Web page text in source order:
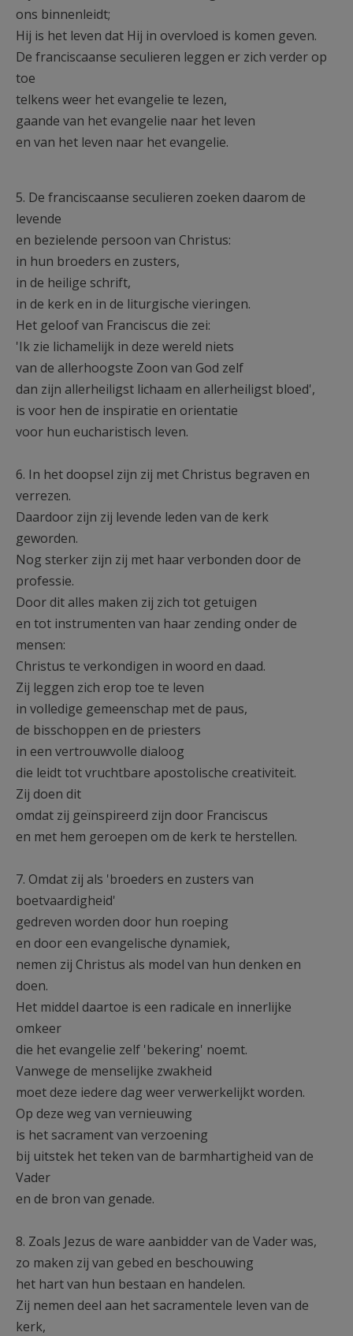
ons binnenleidt;
Hij is het leven dat Hij in overvloed is komen geven.
De franciscaanse seculieren leggen er zich verder op
toe
telkens weer het evangelie te lezen,
gaande van het evangelie naar het leven
en van het leven naar het evangelie.
5. De franciscaanse seculieren zoeken daarom de
levende
en bezielende persoon van Christus:
in hun broeders en zusters,
in de heilige schrift,
in de kerk en in de liturgische vieringen.
Het geloof van Franciscus die zei:
'Ik zie lichamelijk in deze wereld niets
van de allerhoogste Zoon van God zelf
dan zijn allerheiligst lichaam en allerheiligst bloed',
is voor hen de inspiratie en orientatie
voor hun eucharistisch leven.
6. In het doopsel zijn zij met Christus begraven en
verrezen.
Daardoor zijn zij levende leden van de kerk
geworden.
Nog sterker zijn zij met haar verbonden door de
professie.
Door dit alles maken zij zich tot getuigen
en tot instrumenten van haar zending onder de
mensen:
Christus te verkondigen in woord en daad.
Zij leggen zich erop toe te leven
in volledige gemeenschap met de paus,
de bisschoppen en de priesters
in een vertrouwvolle dialoog
die leidt tot vruchtbare apostolische creativiteit.
Zij doen dit
omdat zij geïnspireerd zijn door Franciscus
en met hem geroepen om de kerk te herstellen.
7. Omdat zij als 'broeders en zusters van
boetvaardigheid'
gedreven worden door hun roeping
en door een evangelische dynamiek,
nemen zij Christus als model van hun denken en
doen.
Het middel daartoe is een radicale en innerlijke
omkeer
die het evangelie zelf 'bekering' noemt.
Vanwege de menselijke zwakheid
moet deze iedere dag weer verwerkelijkt worden.
Op deze weg van vernieuwing
is het sacrament van verzoening
bij uitstek het teken van de barmhartigheid van de
Vader
en de bron van genade.
8. Zoals Jezus de ware aanbidder van de Vader was,
zo maken zij van gebed en beschouwing
het hart van hun bestaan en handelen.
Zij nemen deel aan het sacramentele leven van de
kerk,